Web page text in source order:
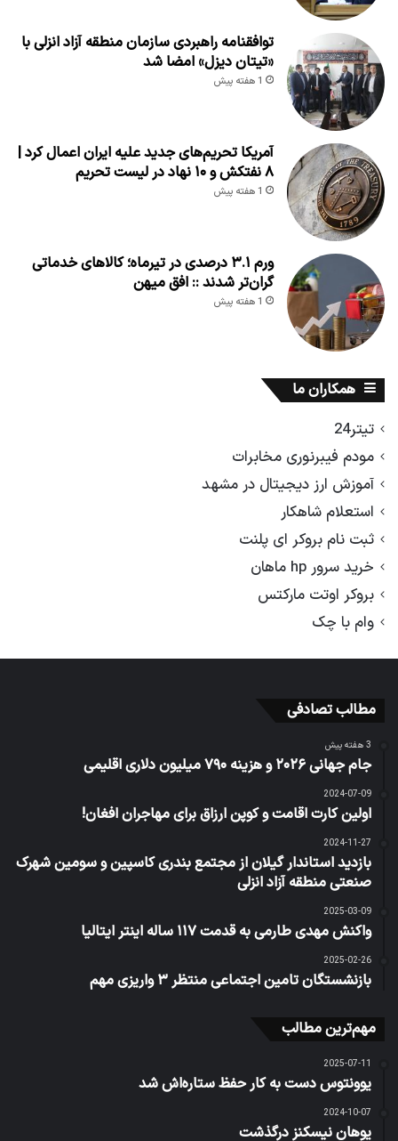
توافقنامه راهبردی سازمان منطقه آزاد انزلی با
«تیتان دیزل» امضا شد
1 هفته پیش
آمریکا تحریم‌های جدید علیه ایران اعمال کرد |
۸ نفتکش و ۱۰ نهاد در لیست تحریم
1 هفته پیش
ورم ۳.۱ درصدی در تیرماه؛ کالاهای خدماتی
گران‌تر شدند :: افق میهن
1 هفته پیش
همکاران ما
تیتر24
مودم فیبرنوری مخابرات
آموزش ارز دیجیتال در مشهد
استعلام شاهکار
ثبت نام بروکر ای پلنت
خرید سرور hp ماهان
بروکر اوتت مارکتس
وام با چک
مطالب تصادفی
3 هفته پیش
جام جهانی ۲۰۲۶ و هزینه ۷۹۰ میلیون دلاری اقلیمی
2024-07-09
اولین کارت اقامت و کوپن ارزاق برای مهاجران افغان!
2024-11-27
بازدید استاندار گیلان از مجتمع بندری كاسپین و سومین شهرک
صنعتی منطقه آزاد انزلی
2025-03-09
واکنش مهدی طارمی به قدمت ۱۱۷ ساله اینتر ایتالیا
2025-02-26
بازنشستگان تامین اجتماعی منتظر ۳ واریزی مهم
مهم‌ترین مطالب
2025-07-11
یوونتوس دست به کار حفظ ستاره‌اش شد
2024-10-07
یوهان نیسکنز درگذشت